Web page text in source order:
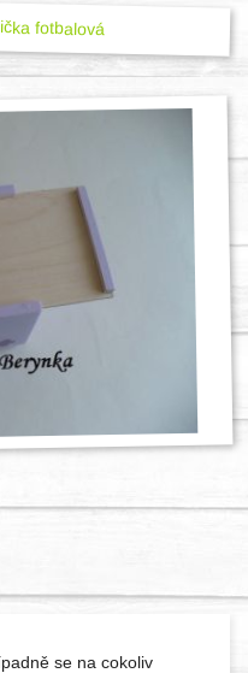
se na cokoliv